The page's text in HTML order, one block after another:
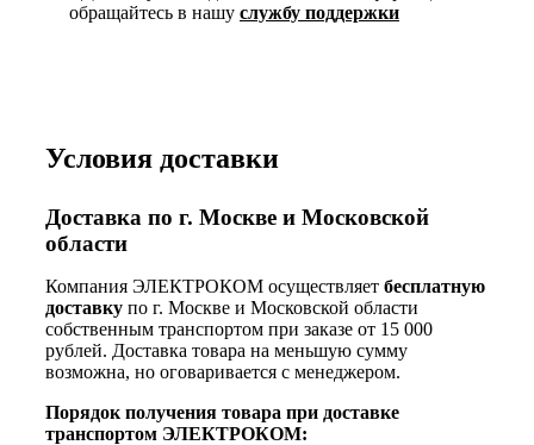
обращайтесь в нашу службу поддержки
Условия доставки
Доставка по г. Москве и Московской
области
Компания ЭЛЕКТРОКОМ осуществляет бесплатную
доставку по г. Москве и Московской области
собственным транспортом при заказе от 15 000
рублей. Доставка товара на меньшую сумму
возможна, но оговаривается с менеджером.
Порядок получения товара при доставке
транспортом ЭЛЕКТРОКОМ: